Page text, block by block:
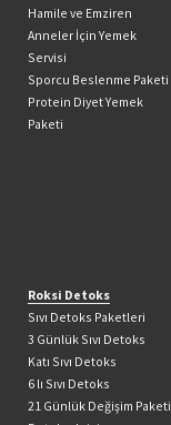
Hamile ve Emziren
Anneler İçin Yemek
Servisi
Sporcu Beslenme Paketi
Protein Diyet Yemek
Paketi
Roksi Detoks
Sıvı Detoks Paketleri
3 Günlük Sıvı Detoks
Katı Sıvı Detoks
6 lı Sıvı Detoks
21 Günlük Değişim Paketi